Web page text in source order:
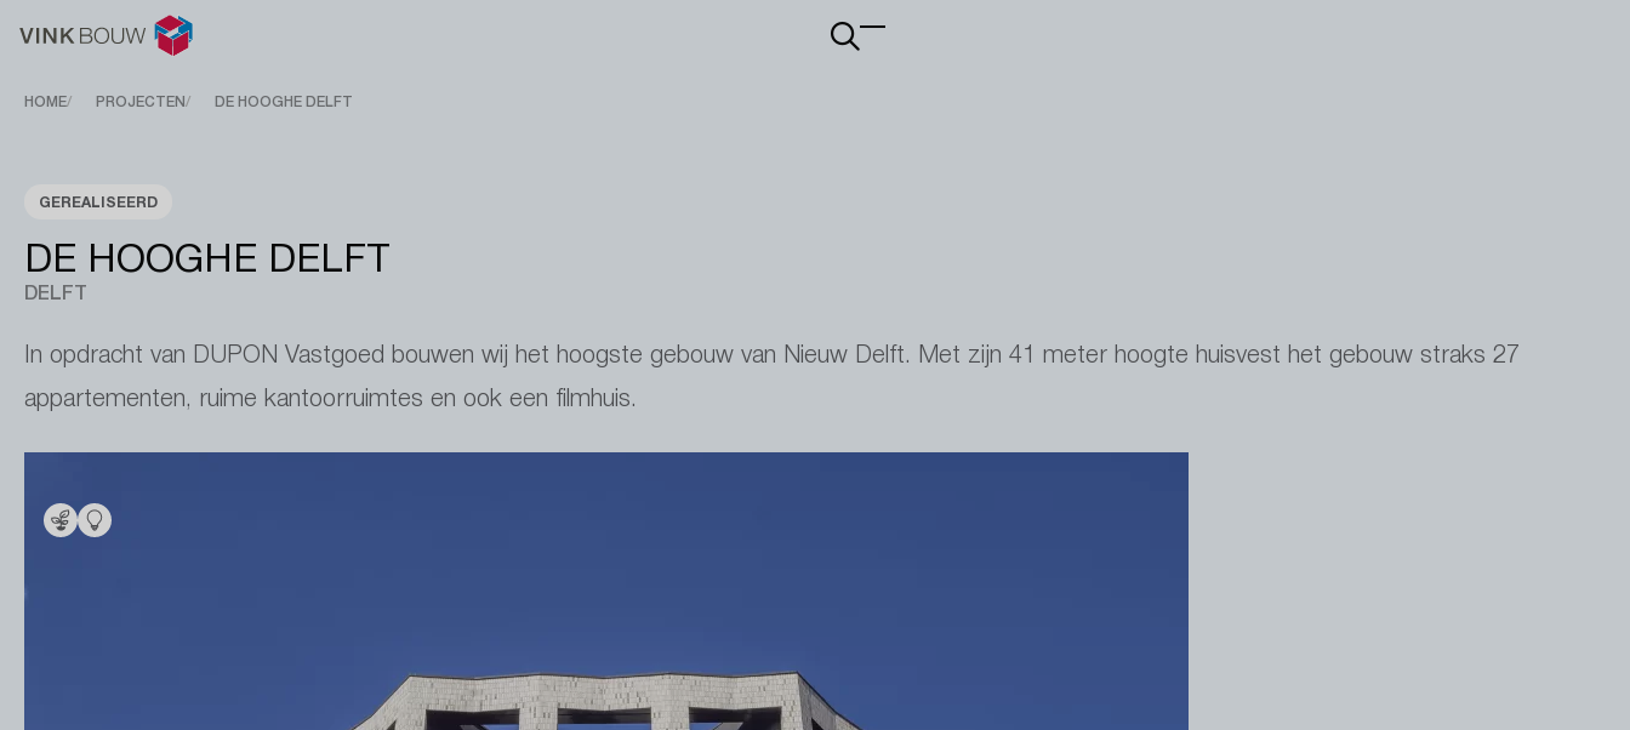
Main
Breadcrumb
HOME PROJECTEN DE HOOGHE DELFT
GEREALISEERD
DE HOOGHE DELFT
DELFT
In opdracht van DUPON Vastgoed bouwen wij het hoogste gebouw van Nieuw Delft. Met zijn 41 meter hoogte huisvest het gebouw straks 27
appartementen, ruime kantoorruimtes en ook een filmhuis.